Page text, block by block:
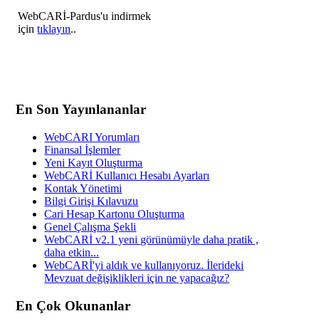
WebCARİ-Pardus'u indirmek
içintıklayın..
En Son Yayınlananlar
WebCARI Yorumları
Finansal İşlemler
Yeni Kayıt Oluşturma
WebCARİ Kullanıcı Hesabı Ayarları
Kontak Yönetimi
Bilgi Girişi Kılavuzu
Cari Hesap Kartonu Oluşturma
Genel Çalışma Şekli
WebCARİ v2.1 yeni görünümüyle daha pratik ,
daha etkin...
WebCARİ'yi aldık ve kullanıyoruz. İlerideki
Mevzuat değişiklikleri için ne yapacağız?
En Çok Okunanlar